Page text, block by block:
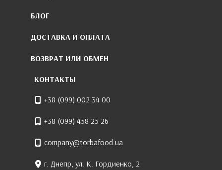
БЛОГ
ДОСТАВКА И ОПЛАТА
ВОЗВРАТ ИЛИ ОБМЕН
КОНТАКТЫ
+38 (099) 002 34 00
+38 (099) 458 25 26
company@torbafood.ua
г. Днепр, ул. К. Гордиенко, 2